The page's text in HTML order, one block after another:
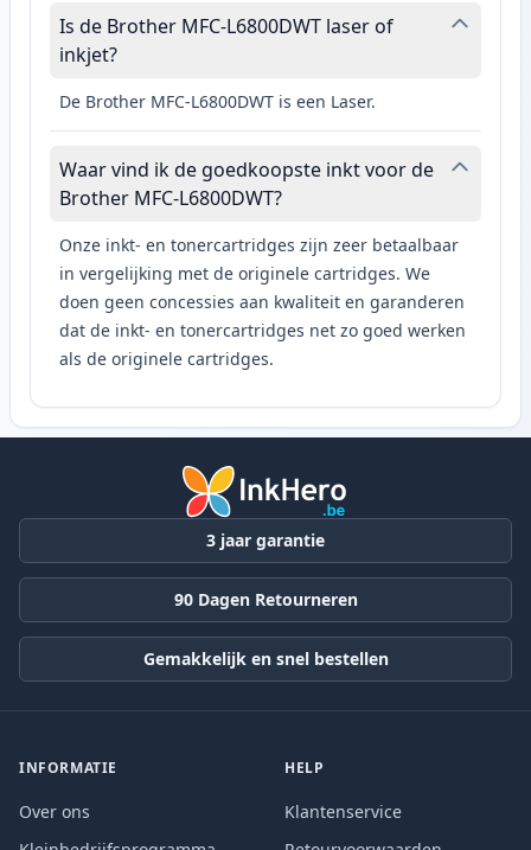
Is de Brother MFC-L6800DWT laser of
inkjet?
De Brother MFC-L6800DWT is een Laser.
Waar vind ik de goedkoopste inkt voor de
Brother MFC-L6800DWT?
Onze inkt- en tonercartridges zijn zeer betaalbaar
in vergelijking met de originele cartridges. We
doen geen concessies aan kwaliteit en garanderen
dat de inkt- en tonercartridges net zo goed werken
als de originele cartridges.
3 jaar garantie
90 Dagen Retourneren
Gemakkelijk en snel bestellen
INFORMATIE
Over ons
HELP
Klantenservice